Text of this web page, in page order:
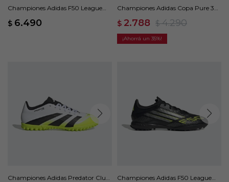
Championes Adidas F50 League
$ 6.490
Championes Adidas Copa Pure 3
$ 2.788 $ 4.290
35
Championes Adidas Predator Club
Championes Adidas F50 League